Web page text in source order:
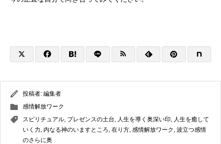
投稿者: 編集者
感情解放ワーク
スピリチュアル, プレゼンスの土台, 人生を導く奥深い印, 人生を癒して
いく力, 内なる神のいますところ, 在り方, 感情解放ワーク , 波立つ感情
のさらに奥